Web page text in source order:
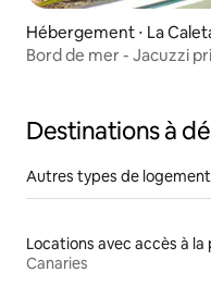
Hébergement ⋅ La
Bord de mer - Jacuzzi
Destinations à
Autres types de
Canaries